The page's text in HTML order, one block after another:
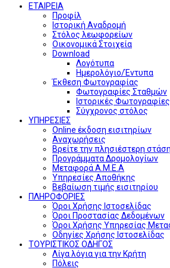
ΕΤΑΙΡΕΙΑ
Προφίλ
Ιστορική Αναδρομή
Στόλος λεωφορείων
Οικονομικά Στοιχεία
Download
Λογότυπα
Ημερολόγιο/Έντυπα
Έκθεση Φωτογραφίας
Φωτογραφίες Σταθμών
Ιστορικές
Σύγχρονος στόλος
ΥΠΗΡΕΣΙΕΣ
Online έκδοση εισιτηρίων
Αναχωρήσεις
Βρείτε την πλησιέστερη στάση
Προγράμματα Δρομολογίων
Μεταφορά Α.Μ.Ε.Α
Υπηρεσίες Αποθήκης
Βεβαίωση τιμής εισιτηρίου
ΠΛΗΡΟΦΟΡΙΕΣ
Όροι Χρήσης Ιστοσελίδας
Όροι Προστασίας Δεδομένων
Όροι Χρήσης Υπηρεσίας
Οδηγίες Χρήσης Ιστοσελίδας
ΤΟΥΡΙΣΤΙΚΟΣ ΟΔΗΓΟΣ
Λίγα λόγια για την Κρήτη
Πόλεις